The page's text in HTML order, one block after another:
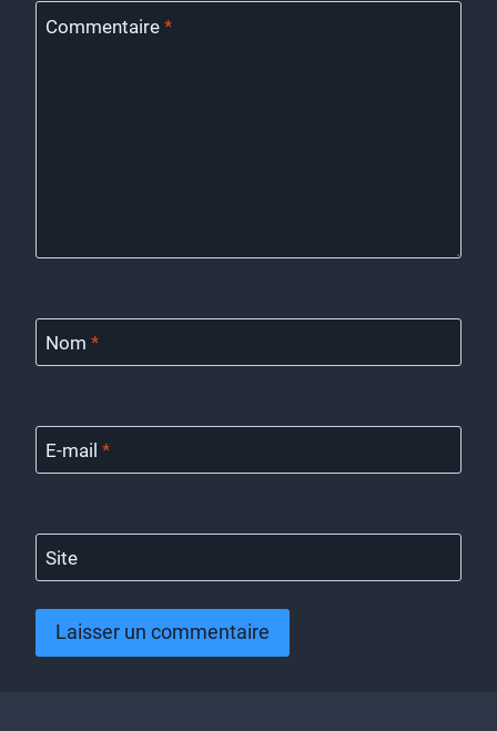
Commentaire *
Nom *
E-mail *
Site